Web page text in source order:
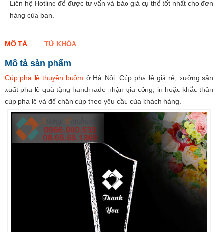
Liên hệ Hotline để được tư vấn và báo giá cụ thể tốt nhất cho đơn
hàng của bạn.
MÔ TẢ TỪ KHÓA
Mô tả sản phẩm
Cúp pha lê thuyền buồm ở Hà Nội. Cúp pha lê giá rẻ, xưởng sản
xuất pha lê quà tặng handmade nhận gia công, in hoặc khắc thân
cúp pha lê và đế chân cúp theo yêu cầu của khách hàng.